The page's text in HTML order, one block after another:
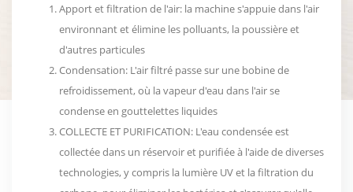
Apport et filtration de l'air: la machine s'appuie dans l'air
environnant et élimine les polluants, la poussière et
d'autres particules
Condensation: L'air filtré passe sur une bobine de
refroidissement, où la vapeur d'eau dans l'air se
condense en gouttelettes liquides
COLLECTE ET PURIFICATION: L'eau condensée est
collectée dans un réservoir et purifiée à l'aide de diverses
technologies, y compris la lumière UV et la filtration du